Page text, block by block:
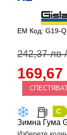
EM Код: G19-
242,37 лв
C
Зимна Гума